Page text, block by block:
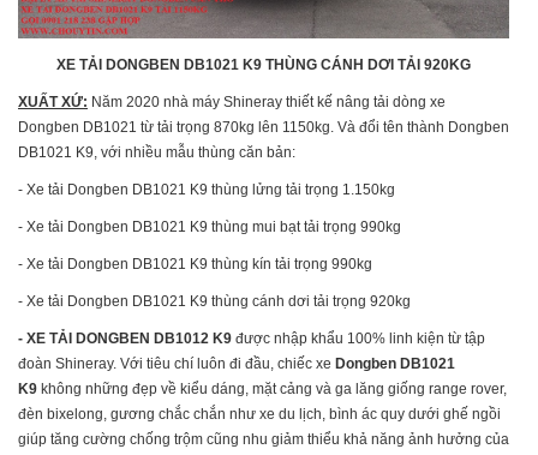
XE TẢI DONGBEN DB1021 K9 THÙNG CÁNH DƠI TẢI 920KG
XUẤT XỨ: Năm 2020 nhà máy Shineray thiết kế nâng tải dòng xe
Dongben DB1021 từ tải trọng 870kg lên 1150kg. Và đổi tên thành Dongben
DB1021 K9, với nhiều mẫu thùng căn bản:
- Xe tải Dongben DB1021 K9 thùng lửng tải trọng 1.150kg
- Xe tải Dongben DB1021 K9 thùng mui bạt tải trọng 990kg
- Xe tải Dongben DB1021 K9 thùng kín tải trọng 990kg
- Xe tải Dongben DB1021 K9 thùng cánh dơi tải trọng 920kg
- XE TẢI DONGBEN DB1012 K9 được nhập khẩu 100% linh kiện từ tập
đoàn Shineray. Với tiêu chí luôn đi đầu, chiếc xe Dongben DB1021
K9 không những đẹp về kiểu dáng, mặt cảng và ga lăng giống range rover,
đèn bixelong, gương chắc chắn như xe du lịch, bình ác quy dưới ghế ngồi
giúp tăng cường chống trộm cũng nhu giảm thiểu khả năng ảnh hưởng của